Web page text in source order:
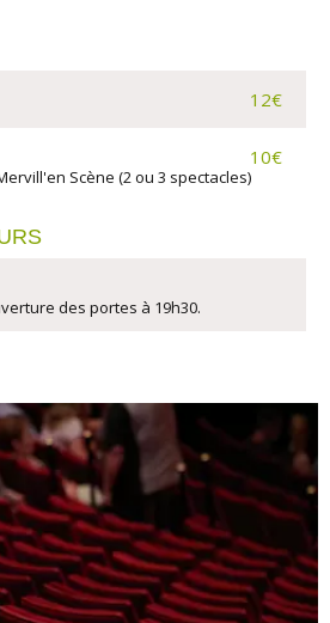
12€
10€
Scène (2 ou 3 spectacles)
des portes à 19h30.